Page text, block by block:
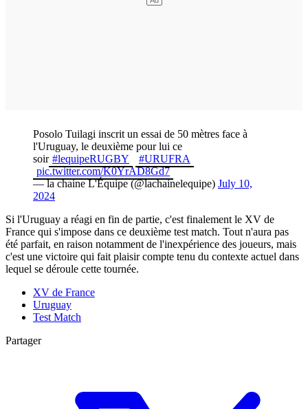
Posolo Tuilagi inscrit un essai de 50 mètres face à
l'Uruguay, le deuxième pour lui ce
soir #lequipeRUGBY
#URUFRA
pic.twitter.com/K0YrAD8Gd7
— la chaine L'Équipe (@lachainelequipe) July 10,
2024
Si l'Uruguay a réagi en fin de partie, c'est finalement le XV de
France qui s'impose dans ce deuxième test match. Tout n'aura pas
été parfait, en raison notamment de l'inexpérience des joueurs, mais
c'est une victoire qui fait plaisir compte tenu du contexte actuel dans
lequel se déroule cette tournée.
XV de France
Uruguay
Test Match
Partager